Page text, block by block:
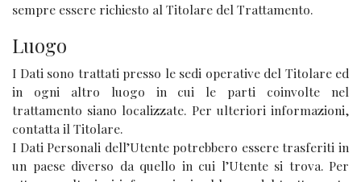
sempre essere richiesto al Titolare del Trattamento.
Luogo
I Dati sono trattati presso le sedi operative del Titolare ed
in ogni altro luogo in cui le parti coinvolte nel
trattamento siano localizzate. Per ulteriori informazioni,
contatta il Titolare.
I Dati Personali dell’Utente potrebbero essere trasferiti in
un paese diverso da quello in cui l’Utente si trova. Per